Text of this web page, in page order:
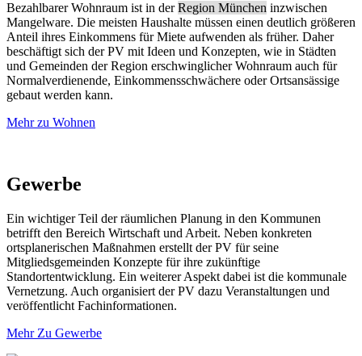
Bezahlbarer Wohnraum ist in derRegion München inzwischen
Mangelware. Die meisten Haushalte müssen einen deutlich größeren
Anteil ihres Einkommens für Miete aufwenden als früher. Daher
beschäftigt sich der PV mit Ideen und Konzepten, wie in Städten
und Gemeinden der Region erschwinglicher Wohnraum auch für
Normalverdienende, Einkommensschwächere oder Ortsansässige
gebaut werden kann.
Mehr zu Wohnen
Gewerbe
Ein wichtiger Teil der räumlichen Planung in den Kommunen
betrifft den Bereich Wirtschaft und Arbeit. Neben konkreten
ortsplanerischen Maßnahmen erstellt der PV für seine
Mitgliedsgemeinden Konzepte für ihre zukünftige
Standortentwicklung. Ein weiterer Aspekt dabei ist die kommunale
Vernetzung. Auch organisiert der PV dazu Veranstaltungen und
veröffentlicht Fachinformationen.
Mehr Zu Gewerbe